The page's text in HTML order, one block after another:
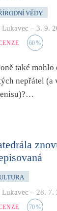
VĚDY
Lukavec –3. 9.
60%
také mohlo
nepřátel (a
Lukavec – 28. 7.
70%